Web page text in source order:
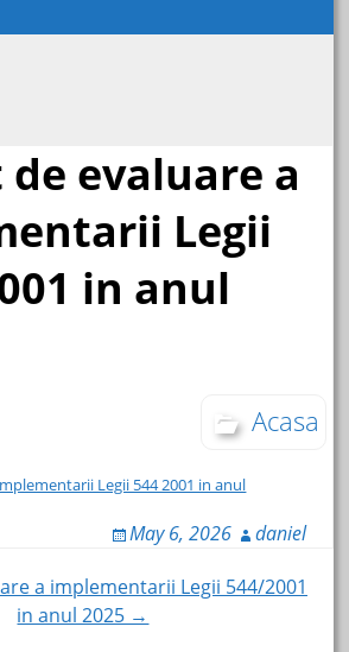
evaluare a
Legii
in anul
Acasa
Legii 544 2001 in anul
May 6, 2026 daniel
a implementarii Legii 544/2001
in anul 2025 →